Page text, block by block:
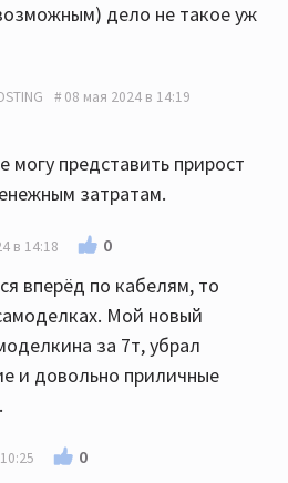
дело не такое уж
08 мая 2024 в 14:19
могу представить прирост
затратам.
в 14:18 0
вперёд по кабелям, то
Мой новый
за 7т, убрал
и довольно приличные
0